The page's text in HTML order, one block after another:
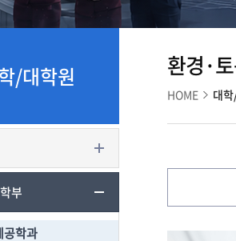
/대학원
부
공학과
환경·
HOME 대